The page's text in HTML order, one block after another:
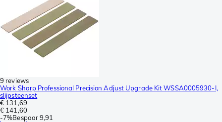
9 reviews
Work Sharp Professional Precision Adjust Upgrade Kit WSSA0005930-I,
slijpsteenset
€ 131,69
€ 141,60
-7%Bespaar9,91